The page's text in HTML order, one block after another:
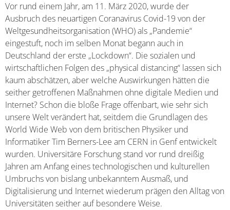
Vor rund einem Jahr, am 11. März 2020, wurde der
Ausbruch des neuartigen Coranavirus Covid-19 von der
Weltgesundheitsorganisation (WHO) als „Pandemie“
eingestuft, noch im selben Monat begann auch in
Deutschland der erste „Lockdown“. Die sozialen und
wirtschaftlichen Folgen des „physical distancing“ lassen sich
kaum abschätzen, aber welche Auswirkungen hätten die
seither getroffenen Maßnahmen ohne digitale Medien und
Internet? Schon die bloße Frage offenbart, wie sehr sich
unsere Welt verändert hat, seitdem die Grundlagen des
World Wide Web von dem britischen Physiker und
Informatiker Tim Berners-Lee am CERN in Genf entwickelt
wurden. Universitäre Forschung stand vor rund dreißig
Jahren am Anfang eines technologischen und kulturellen
Umbruchs von bislang unbekanntem Ausmaß, und
Digitalisierung und Internet wiederum prägen den Alltag von
Universitäten seither auf besondere Weise.